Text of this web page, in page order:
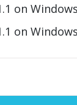
on
on